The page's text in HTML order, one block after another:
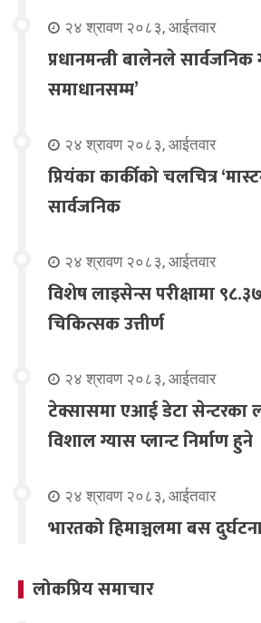
२४ श्रावण २०८३, आईतवार
प्रधानमन्त्री बालेनले
समाधानसम्म’
२४ श्रावण २०८३, आईतवार
प्रियंका कार्कीको चलचित्र
सार्वजनिक
२४ श्रावण २०८३, आईतवार
विशेष लाइसेन्स परीक्षामा
चिकित्सक उत्तीर्ण
२४ श्रावण २०८३, आईतवार
टेक्सासमा एआई डेटा सेन्टरका
विशाल ग्यास प्लान्ट निर्माण हुने
२४ श्रावण २०८३, आईतवार
भारतको हिमाञ्चलमा बस
लोकप्रिय समाचार